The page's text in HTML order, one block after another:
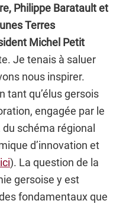
Philippe Baratault et
Terres
Michel Petit
Je tenais à saluer
nous inspirer.
tant qu’élus gersois
engagée par le
schéma régional
d’innovation et
). La question de la
gersoise y est
fondamentaux que